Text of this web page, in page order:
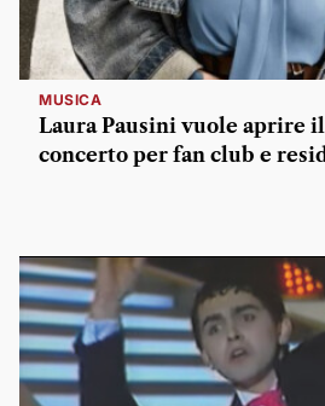
MUSICA
Laura Pausini vuole aprire
concerto per fan club e